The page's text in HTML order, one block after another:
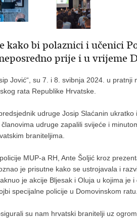
kako bi polaznici i učenici
prije i u vrijeme
Jović“, su 7. i 8. svibnja 2024. u
rata Republike Hrvatske.
udruge Josip Slaćanin
udruge zapalili svijeće i
braniteljima.
MUP-a RH, Ante Šoljić kroz
je prisutne kako se ustrojavala i
je akcije Bljesak i Oluja u kojima je
specijalne policije u Domovinskom ratu.
su nam hrvatski branitelji uz